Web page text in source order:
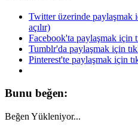
Twitter üzerinde paylaşmak
açılır)
Facebook'ta paylaşmak için
Tumblr'da paylaşmak için
Pinterest'te paylaşmak için
Bunu beğen:
Beğen Yükleniyor...